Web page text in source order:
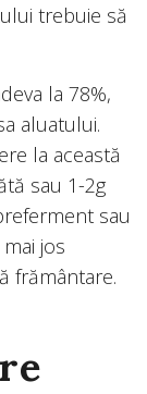
trebuie să
la 78%,
aluatului.
la această
sau 1-2g
sau
jos
frământare.